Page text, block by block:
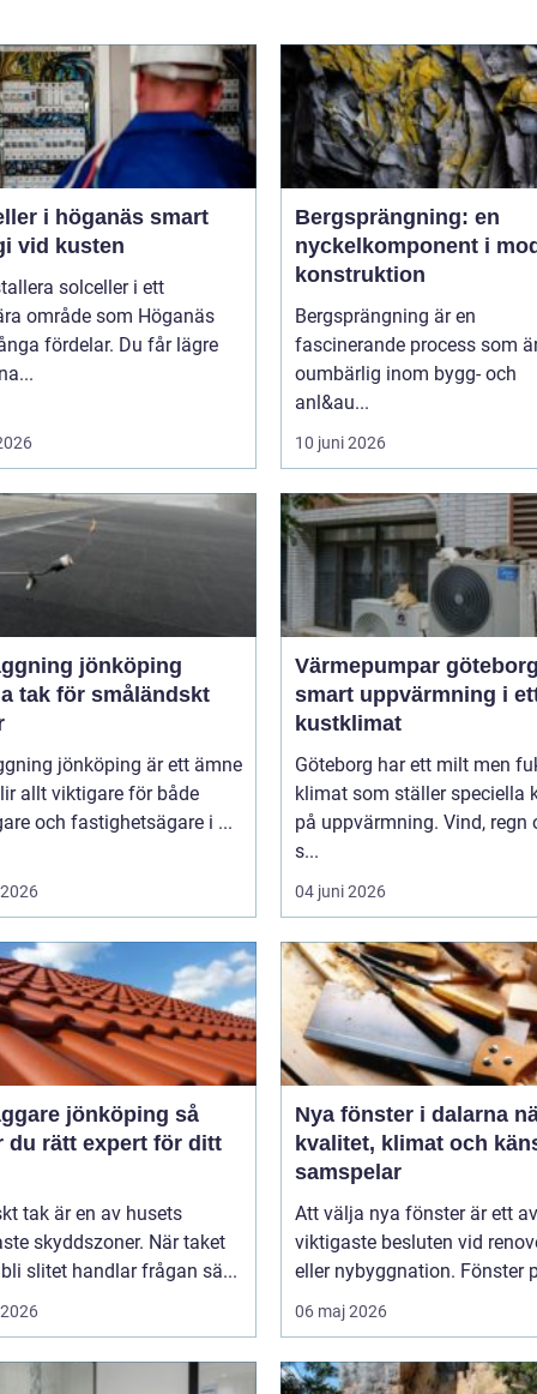
i höganäs smart
vid kusten
solceller i ett
område som Höganäs
fördelar. Du får lägre
Bergsprängning: en
nyckelkomponent i
konstruktion
Bergsprängning är en
fascinerande process som
oumbärlig inom bygg- och
anl&au...
10 juni 2026
jönköping
tak för småländskt
jönköping är ett ämne
allt viktigare för både
och fastighetsägare i ...
Värmepumpar
smart uppvärmning i
kustklimat
Göteborg har ett milt men
klimat som ställer speciella
på uppvärmning. Vind, regn
s...
04 juni 2026
jönköping så
du rätt expert för ditt
tak är en av husets
skyddszoner. När taket
slitet handlar frågan sä...
Nya fönster i dalarna när
kvalitet, klimat och
samspelar
Att välja nya fönster är ett
viktigaste besluten vid
eller nybyggnation. Fönster
06 maj 2026